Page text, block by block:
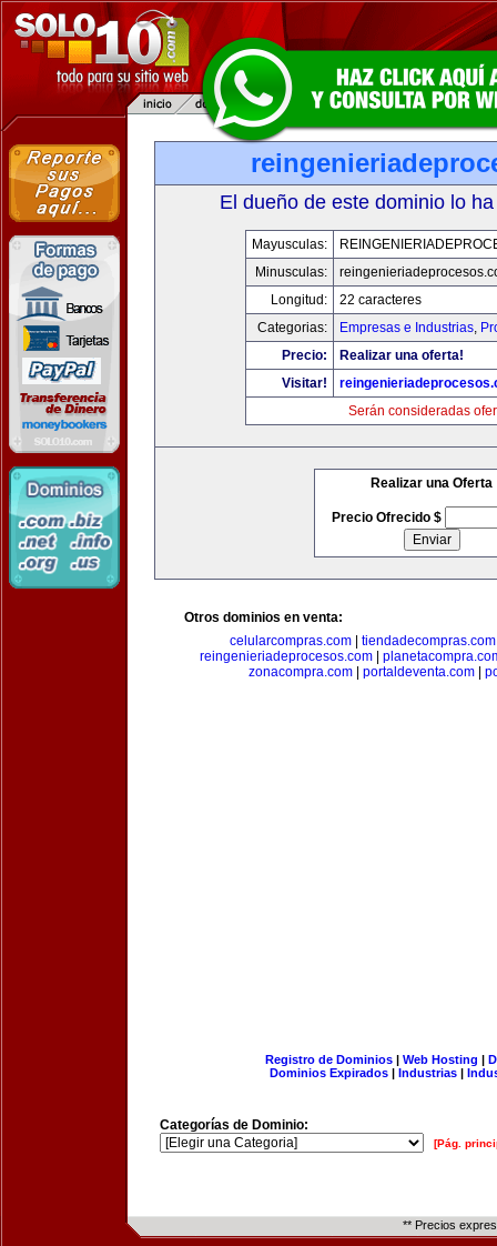
El dueño de este dominio lo
Mayusculas:
Minusculas:
Longitud:
22 caracteres
Categorias:
Empresas e Industrias,
Precio:
Realizar una oferta!
Visitar!
Serán consideradas
Realizar una Oferta
Precio Ofrecido $
Otros dominios en venta:
celularcompras.com| tiendadecompras.com
reingenieriadeprocesos.com|
zonacompra.com| portaldeventa.com|
Registro de Dominios| Web Hosting |
Dominios Expirados | Industrias |
Categorías de Dominio:
[Pág.
** Precios